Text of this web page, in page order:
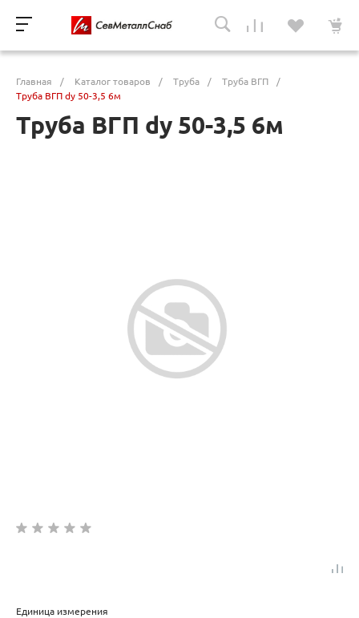
Главная / Каталог товаров / Труба / Труба ВГП
/
Труба ВГП dy 50-3,5 6м
Труба ВГП dy 50-3,5 6м
Единица измерения